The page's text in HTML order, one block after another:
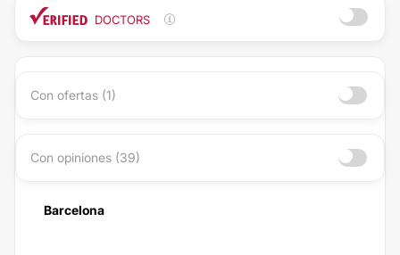
DOCTORS
Con ofertas (1)
Con opiniones (39)
Barcelona